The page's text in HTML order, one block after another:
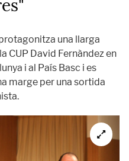
una llarga
CUP David Fernàndez en
i al País Basc i es
marge per una sortida